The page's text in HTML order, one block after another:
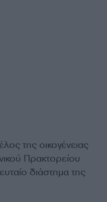
της οικογένειας
Πρακτορείου
διάστημα της